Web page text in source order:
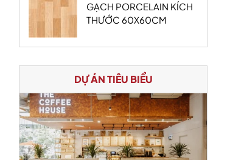
GẠCH PORCELAIN KÍCH
THƯỚC 60X60CM
DỰ ÁN TIÊU BIỂU